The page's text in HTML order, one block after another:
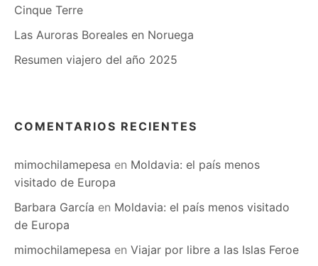
Cinque Terre
Las Auroras Boreales en Noruega
Resumen viajero del año 2025
COMENTARIOS RECIENTES
mimochilamepesa en Moldavia: el país menos
visitado de Europa
Barbara García en Moldavia: el país menos visitado
de Europa
mimochilamepesa en Viajar por libre a las Islas Feroe